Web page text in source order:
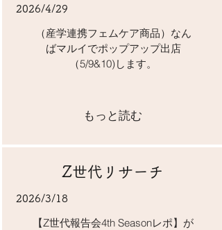
2026/4/29
（産学連携フェムケア商品）なん
ばマルイでポップアップ出店
（5/9&10)します。
もっと読む
​Z世代リサーチ
2026/3/18
【Z世代報告会4th Seasonレポ】が